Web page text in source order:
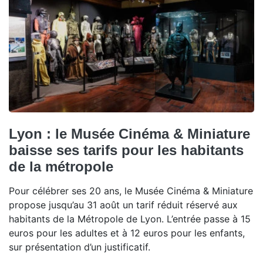
Lyon : le Musée Cinéma & Miniature
baisse ses tarifs pour les habitants
de la métropole
Pour célébrer ses 20 ans, le Musée Cinéma & Miniature
propose jusqu’au 31 août un tarif réduit réservé aux
habitants de la Métropole de Lyon. L’entrée passe à 15
euros pour les adultes et à 12 euros pour les enfants,
sur présentation d’un justificatif.